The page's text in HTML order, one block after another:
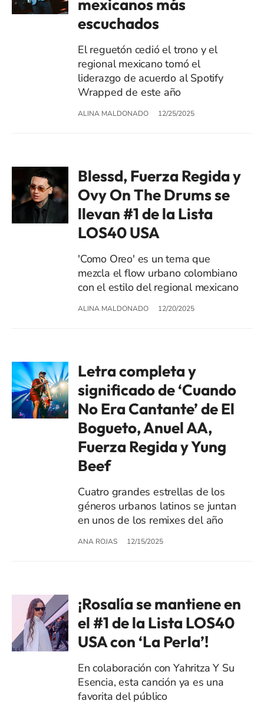
mexicanos más
escuchados
El reguetón cedió el trono y el
regional mexicano tomó el
liderazgo de acuerdo al Spotify
Wrapped de este año
ALINA MALDONADO 12/25/2025
Blessd, Fuerza Regida y
Ovy On The Drums se
llevan #1 de la Lista
LOS40 USA
'Como Oreo' es un tema que
mezcla el flow urbano colombiano
con el estilo del regional mexicano
ALINA MALDONADO 12/20/2025
Letra completa y
significado de ‘Cuando
No Era Cantante’ de El
Bogueto, Anuel AA,
Fuerza Regida y Yung
Beef
Cuatro grandes estrellas de los
géneros urbanos latinos se juntan
en unos de los remixes del año
ANA ROJAS 12/15/2025
¡Rosalía se mantiene en
el #1 de la Lista LOS40
USA con ‘La Perla’!
En colaboración con Yahritza Y Su
Esencia, esta canción ya es una
favorita del público